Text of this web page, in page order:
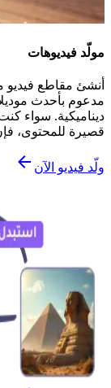
مولّد فيديوهات
أنشئ مقاطع
مدعوم بأحدث
ديناميكية. سواء
قصيرة للمحتوى، فإن
ولّد فيديو الآن